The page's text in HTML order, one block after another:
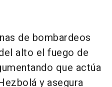
de bombardeos
alto el fuego de
que actúa
y asegura